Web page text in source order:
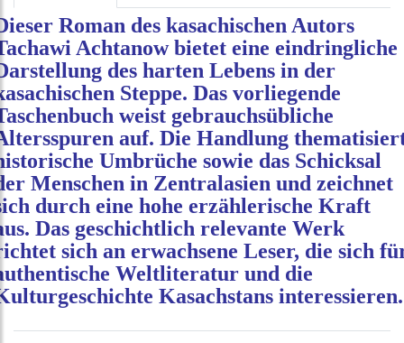
Roman des kasachischen Autors
Achtanow bietet eine eindringliche
des harten Lebens in der
Steppe. Das vorliegende
weist gebrauchsübliche
auf. Die Handlung
Umbrüche sowie das Schicksal
Menschen in Zentralasien und zeichnet
durch eine hohe erzählerische Kraft
Das geschichtlich relevante Werk
sich an erwachsene Leser, die sich
Weltliteratur und die
Kasachstans interessieren.